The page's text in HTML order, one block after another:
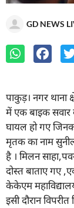
GD NEWS
पाकुड़। नगर थाना
में एक बाइक सवार
घायल हो गए
मृतक का नाम
है । मिलन
दोस्त बाताए ग‌ए
केकेएम
इसी दौरान